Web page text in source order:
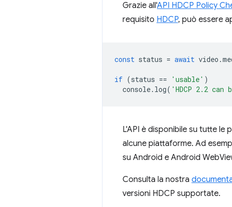
Grazie all'API HDCP Policy
requisito HDCP, può essere
const status = await video .
if (status == 'usable' )
console. log( 'HDCP 2.2 can
L'API è disponibile su tutte le
alcune piattaforme. Ad
su Android e Android
Consulta la nostra
versioni HDCP supportate.